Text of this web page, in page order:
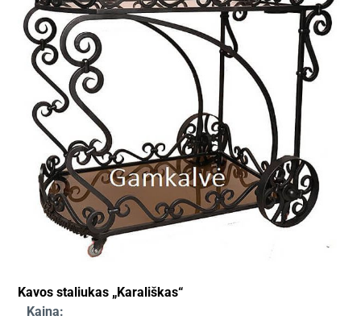
Kavos staliukas „Karališkas“
Kaina: